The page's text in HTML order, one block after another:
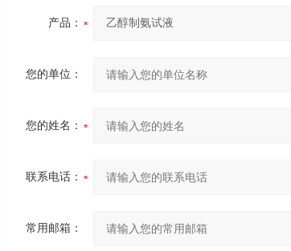
产品：
您的单位：
您的姓名：
联系电话：
常用邮箱：